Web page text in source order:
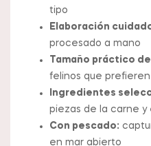
tipo
Elaboración
procesado a mano
Tamaño práctico
felinos que
Ingredientes
piezas de la carne y
Con pescado:
en mar abierto